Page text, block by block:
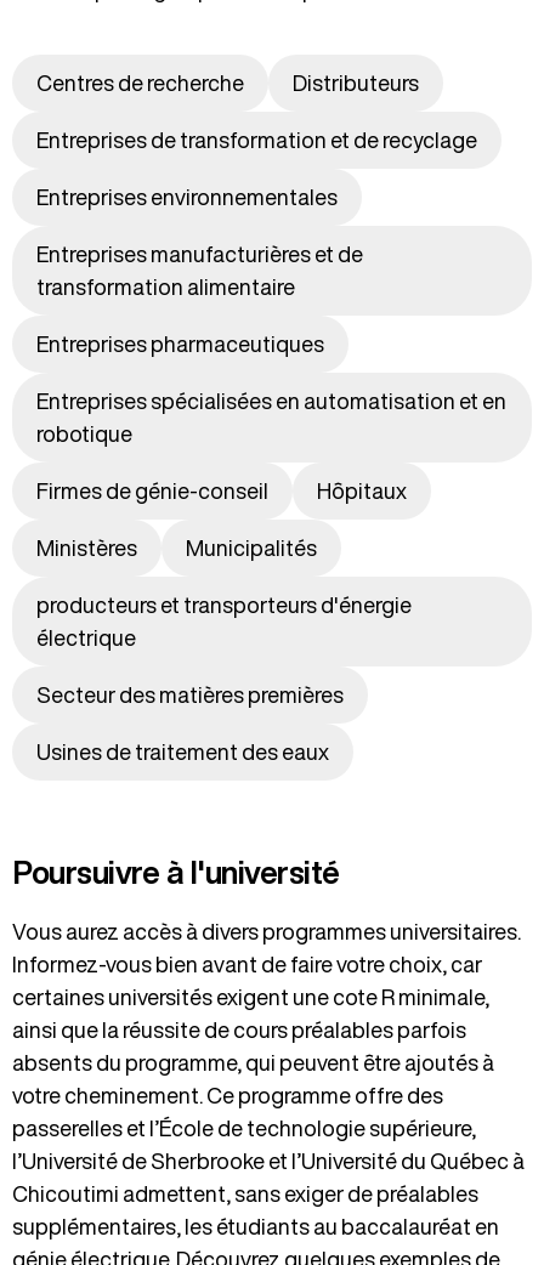
Centres de recherche Distributeurs
Entreprises de transformation et de recyclage
Entreprises environnementales
Entreprises manufacturières et de
transformation alimentaire
Entreprises pharmaceutiques
Entreprises spécialisées en automatisation et en
robotique
Firmes de génie-conseil Hôpitaux
Ministères Municipalités
producteurs et transporteurs d'énergie
électrique
Secteur des matières premières
Usines de traitement des eaux
Poursuivre à l'université
Vous aurez accès à divers programmes universitaires.
Informez-vous bien avant de faire votre choix, car
certaines universités exigent une cote R minimale,
ainsi que la réussite de cours préalables parfois
absents du programme, qui peuvent être ajoutés à
votre cheminement. Ce programme offre des
passerelles et l’École de technologie supérieure,
l’Université de Sherbrooke et l’Université du Québec à
Chicoutimi admettent, sans exiger de préalables
supplémentaires, les étudiants au baccalauréat en
génie électrique. Découvrez quelques exemples de